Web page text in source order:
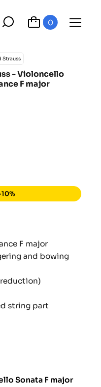
0
Strauss
- Violoncello
F major
F major
and bowing
string part
Sonata F major